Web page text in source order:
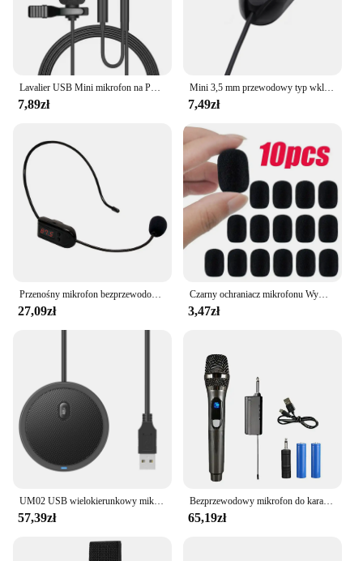
Lavalier USB Mini mikrofon na PC laptop 3.5mm pojemnościowy mikrofon spotkanie dźwięk radia jakość 1.5m Clip-on profesjonalny mikrofon
7,89zł
Mini 3,5 mm przewodowy typ wklejowy mikrofon zewnętrzny samochodowy mikrofon audio do laptopa odtwarzacz DVD radio stereo głośnik konferencyjny gorąca sprzedaż
7,49zł
Przenośny mikrofon bezprzewodowy FM zestaw słuchawkowy megafon mikrofon radiowy do głośników/nauczania/przewodnik wycieczek/promocja sprzedaży/spotkań
27,09zł
Czarny ochraniacz mikrofonu Wymienne piankowe osłony zestawu słuchawkowego Osłony gąbki szyby przedniej Osłona mikrofonu do mikrofonu konferencyjnego
3,47zł
UM02 USB wielokierunkowy mikrofon mikrofon kondensujący do spotkań z biznesową konferencją komputerową na laptopie czat głosowy gry wideo na żywo
57,39zł
Bezprzewodowy mikrofon do karaoke Party Spotkanie w domu Pokaz kościelny z odbiornikiem z akumulatorem litowym
65,19zł